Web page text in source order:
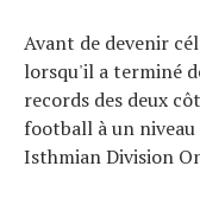
Avant de devenir
lorsqu'il a terminé
records des deux
football à un
Isthmian Division